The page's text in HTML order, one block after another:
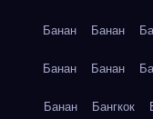
Банан Банан
Банан Банан
Банан Бангкок